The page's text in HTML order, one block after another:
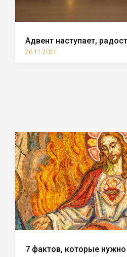
Адвент наступает,
26.11.2021
7 фактов, которые нужно